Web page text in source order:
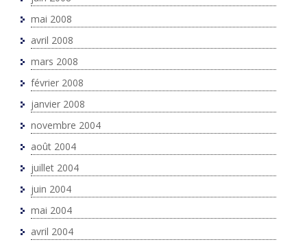
mai 2008
avril 2008
mars 2008
février 2008
janvier 2008
novembre 2004
août 2004
juillet 2004
juin 2004
mai 2004
avril 2004